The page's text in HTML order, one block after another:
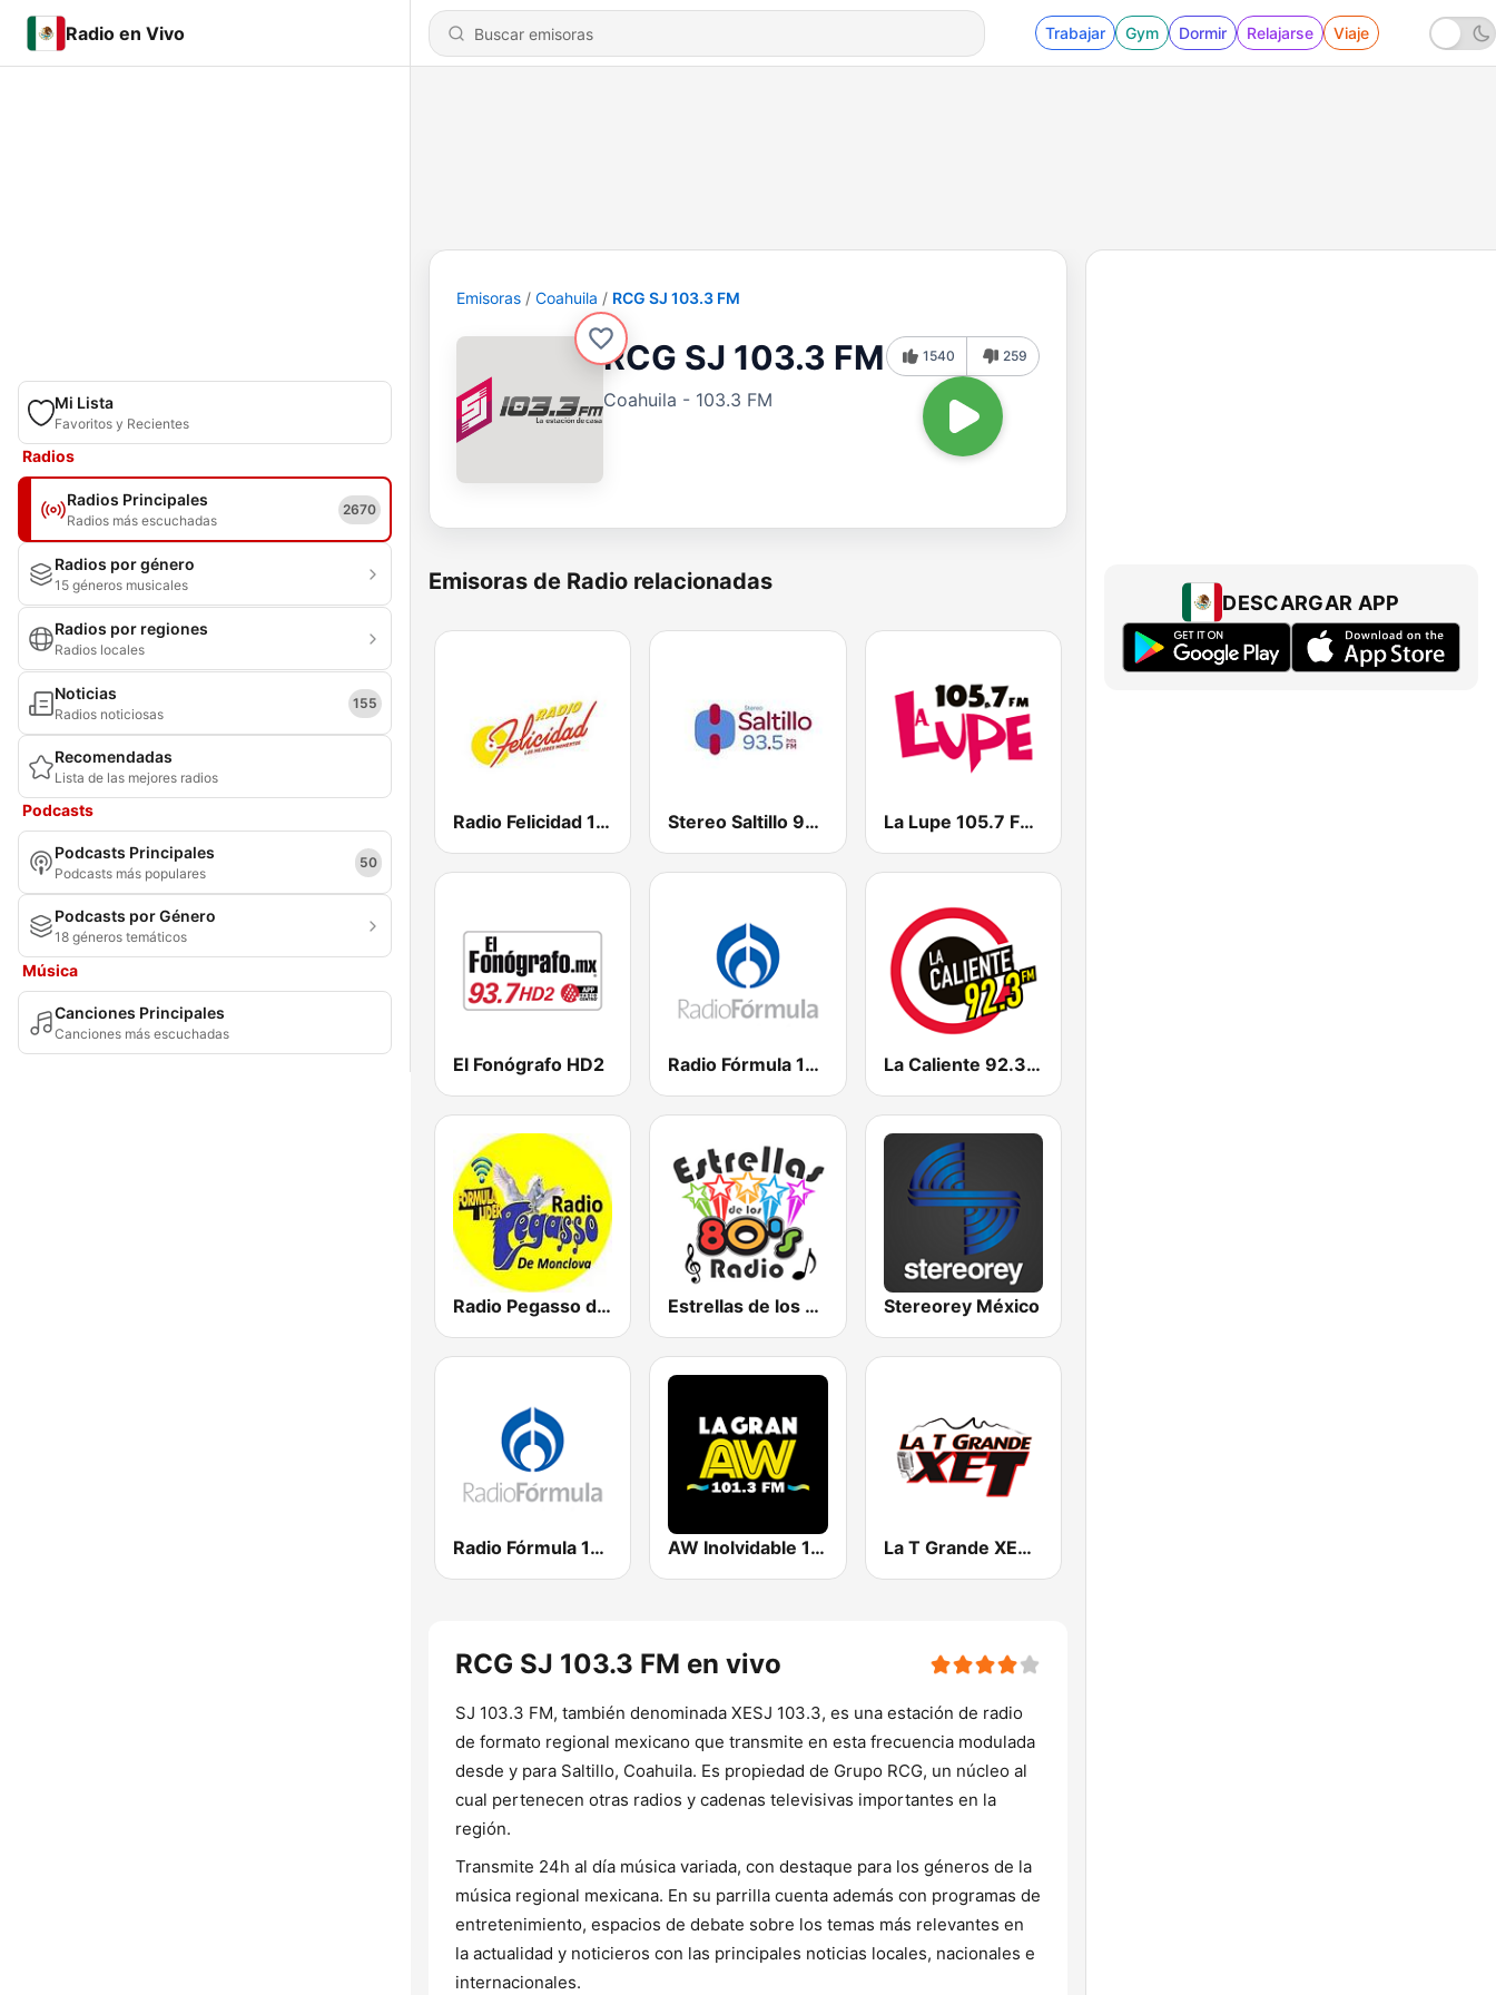
Radio en Vivo Trabajar Gym Dormir Relajarse Viaje
Mi Lista
Favoritos y Recientes
Radios
Radios Principales
Radios más escuchadas
2670
Radios por género
15 géneros musicales
Radios por regiones
Radios locales
Noticias
Radios noticiosas
155
Recomendadas
Lista de las mejores radios
Podcasts
Podcasts Principales
Podcasts más populares
50
Podcasts por Género
18 géneros temáticos
Música
Canciones Principales
Canciones más escuchadas
Emisoras Coahuila RCG SJ 103.3 FM
RCG SJ 103.3 FM
Coahuila - 103.3 FM
1540 259
Emisoras de Radio relacionadas
Radio Felicidad 1180 AM Stereo Saltillo 93.5 La Lupe 105.7 FM | Saltillo
El Fonógrafo HD2 Radio Fórmula 103.3 FM La Caliente 92.3 FM | Torreón
Radio Pegasso de Monclova Estrellas de los 80s Stereorey México
Radio Fórmula 104.1 FM AW Inolvidable 101.3 FM | Monterrey La T Grande XET 990 AM | Monterrey
RCG SJ 103.3 FM en vivo
SJ 103.3 FM, también denominada XESJ 103.3, es una estación de radio
de formato regional mexicano que transmite en esta frecuencia modulada
desde y para Saltillo, Coahuila. Es propiedad de Grupo RCG, un núcleo al
cual pertenecen otras radios y cadenas televisivas importantes en la
región.
Transmite 24h al día música variada, con destaque para los géneros de la
música regional mexicana. En su parrilla cuenta además con programas de
entretenimiento, espacios de debate sobre los temas más relevantes en
la actualidad y noticieros con las principales noticias locales, nacionales e
internacionales.
DESCARGAR APP